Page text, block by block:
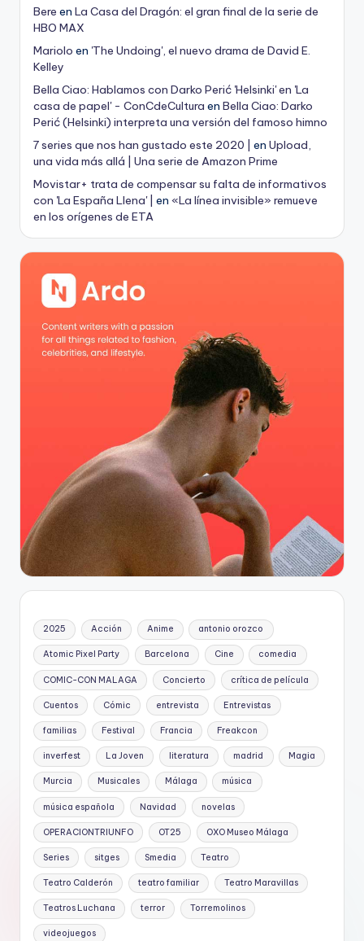
Bere en La Casa del Dragón: el gran final de la serie de
HBO MAX
Mariolo en 'The Undoing', el nuevo drama de David E.
Kelley
Bella Ciao: Hablamos con Darko Perić 'Helsinki' en 'La
casa de papel' - ConCdeCultura en Bella Ciao: Darko
Perić (Helsinki) interpreta una versión del famoso himno
7 series que nos han gustado este 2020 |
en Upload,
una vida más allá | Una serie de Amazon Prime
Movistar+ trata de compensar su falta de informativos
con 'La España Llena' | en «La línea invisible» remueve
en los orígenes de ETA
2025 Acción Anime antonio orozco
Atomic Pixel Party Barcelona Cine comedia
COMIC-CON MALAGA Concierto crítica de película
Cuentos Cómic entrevista Entrevistas
familias Festival Francia Freakcon
inverfest La Joven literatura madrid Magia
Murcia Musicales Málaga música
música española Navidad novelas
OPERACIONTRIUNFO OT25 OXO Museo Málaga
Series sitges Smedia Teatro
Teatro Calderón teatro familiar Teatro Maravillas
Teatros Luchana terror Torremolinos
videojuegos